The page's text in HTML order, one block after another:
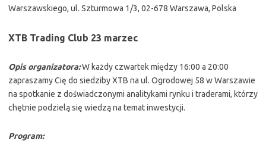
Warszawskiego, ul. Szturmowa 1/3, 02-678 Warszawa, Polska
XTB Trading Club 23 marzec
Opis organizatora:W każdy czwartek między 16:00 a 20:00
zapraszamy Cię do siedziby XTB na ul. Ogrodowej 58 w Warszawie
na spotkanie z doświadczonymi analitykami rynku i traderami, którzy
chętnie podzielą się wiedzą na temat inwestycji.
Program: